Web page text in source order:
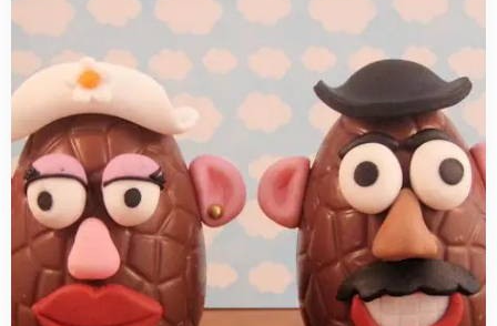
Mrs.
Potato
Easter
egg
head